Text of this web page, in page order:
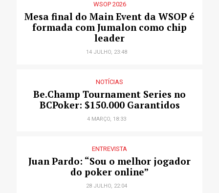
WSOP 2026
Mesa final do Main Event da WSOP é
formada com Jumalon como chip
leader
14 JULHO, 23:48
NOTÍCIAS
Be.Champ Tournament Series no
BCPoker: $150.000 Garantidos
4 MARÇO, 18:33
ENTREVISTA
Juan Pardo: “Sou o melhor jogador
do poker online”
28 JULHO, 22:04